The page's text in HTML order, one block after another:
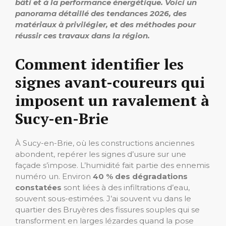
bâti et à la performance énergétique. Voici un
panorama détaillé des tendances 2026, des
matériaux à privilégier, et des méthodes pour
réussir ces travaux dans la région.
Comment identifier les
signes avant-coureurs qui
imposent un ravalement à
Sucy-en-Brie
À Sucy-en-Brie, où les constructions anciennes
abondent, repérer les signes d’usure sur une
façade s’impose. L’humidité fait partie des ennemis
numéro un. Environ 40 % des dégradations
constatées sont liées à des infiltrations d’eau,
souvent sous-estimées. J’ai souvent vu dans le
quartier des Bruyères des fissures souples qui se
transforment en larges lézardes quand la pose